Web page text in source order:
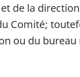
de la
Comité;
ou du